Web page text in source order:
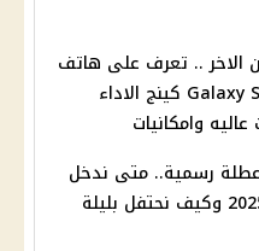
الاخر .. تعرف على هاتف
سامسونج Galaxy S24 FE كينج الاداء
وامكانيات
رسمية.. متى ندخل
السنة الجديدة 2025 وكيف نحتفل بليلة